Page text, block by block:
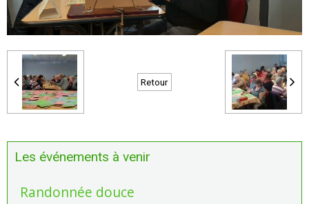
Retour
Les événements à venir
Randonnée douce